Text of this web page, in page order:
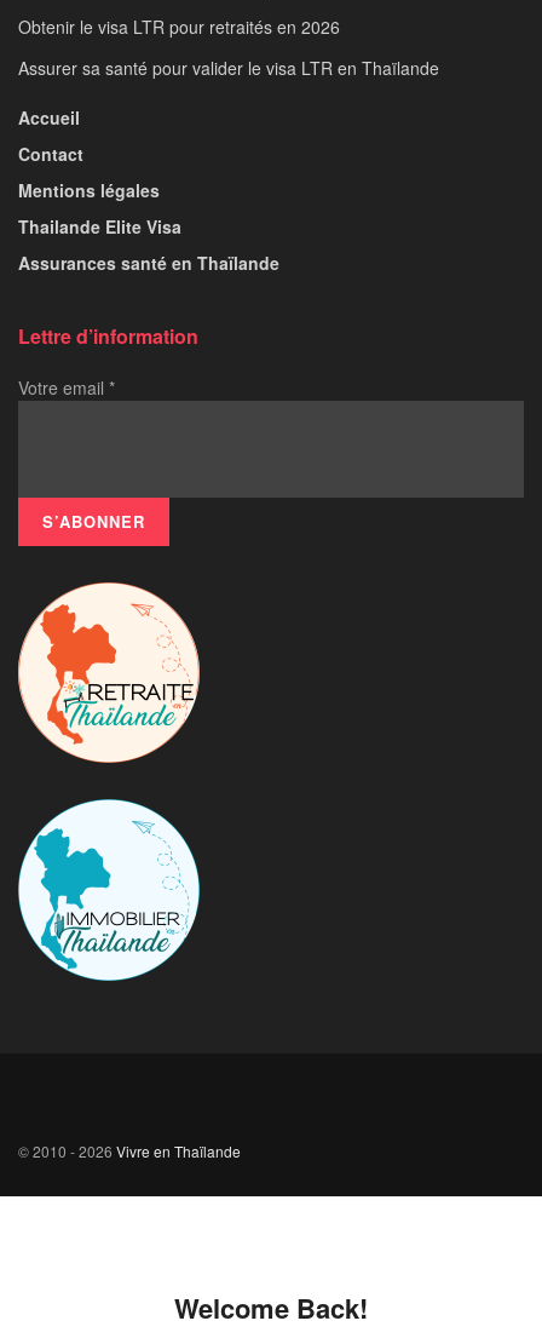
Obtenir le visa LTR pour retraités en 2026
Assurer sa santé pour valider le visa LTR en Thaïlande
Accueil
Contact
Mentions légales
Thailande Elite Visa
Assurances santé en Thaïlande
Lettre d’information
Votre email *
© 2010 - 2026 Vivre en Thaïlande
Welcome Back!